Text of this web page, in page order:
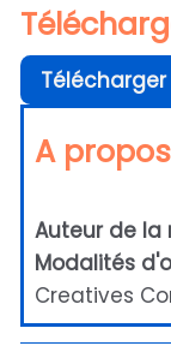
Télécharger
A propos
Auteur de la
Modalités
Creatives